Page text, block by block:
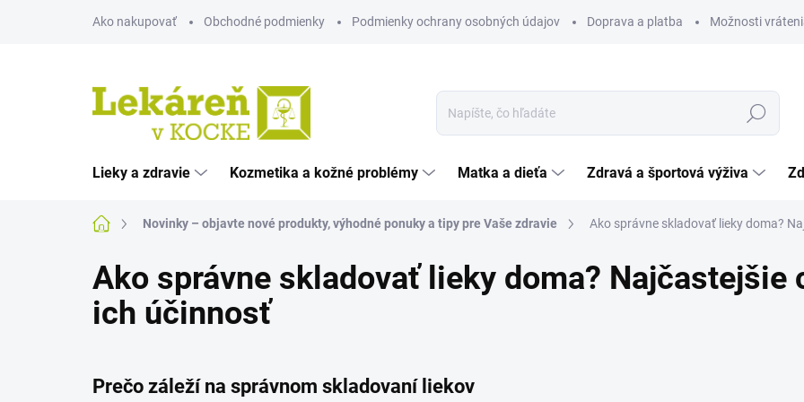
Ako nakupovať Obchodné podmienky Podmienky ochrany osobných údajov Doprava a platba Možnosti
Hľadať
Lieky a zdravie Kozmetika a kožné problémy Matka a dieťa Zdravá a športová výživa
DomovNovinky – objavte nové produkty, výhodné ponuky a tipy pre Vaše zdravie Ako správne skladovať lieky doma?
Ako správne skladovať lieky doma? Najčastejšie
ich účinnosť
Prečo záleží na správnom skladovaní liekov